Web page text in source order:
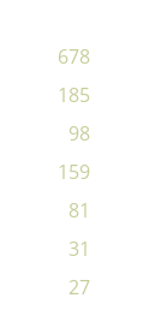
678
185
98
159
81
31
27